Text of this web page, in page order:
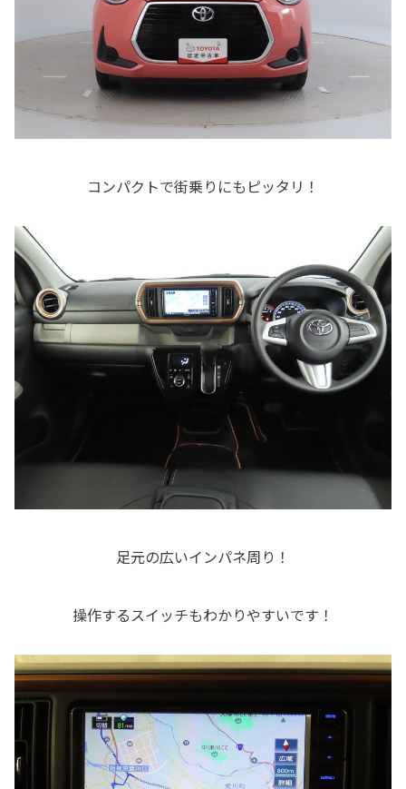
コンパクトで街乗りにもピッタリ！
足元の広いインパネ周り！
操作するスイッチもわかりやすいです！